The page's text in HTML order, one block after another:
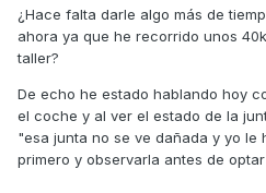
esfuerzo, los aprieto 45º y si
los llevo a 60º (una cara de las
culata.
Un saludo
¿Hace falta darle algo más de
ahora ya que he recorrido unos
taller?
De echo he estado hablando hoy
el coche y al ver el estado de la
"esa junta no se ve dañada y yo le
primero y observarla antes de